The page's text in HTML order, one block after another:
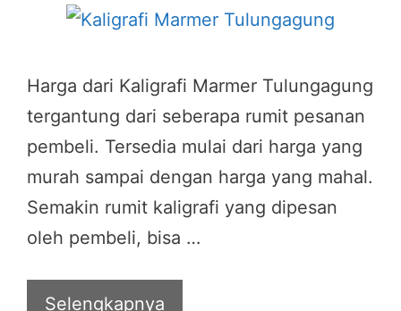
Harga dari Kaligrafi Marmer Tulungagung
tergantung dari seberapa rumit pesanan
pembeli. Tersedia mulai dari harga yang
murah sampai dengan harga yang mahal.
Semakin rumit kaligrafi yang dipesan
oleh pembeli, bisa …
Selengkapnya